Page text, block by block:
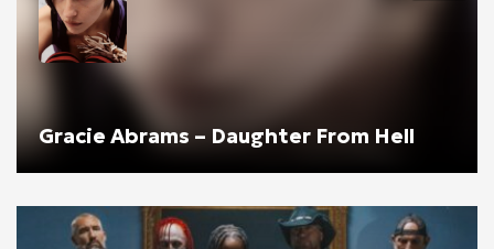
Gracie Abrams – Daughter From Hell